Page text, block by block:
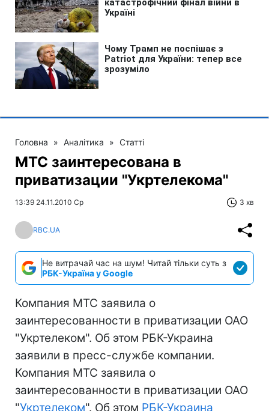
Головна » Аналітика » Статті
МТС заинтересована в
приватизации "Укртелекома"
13:39 24.11.2010 Ср 3 хв
RBC.UA
Не витрачай час на шум! Читай тільки суть з
РБК-Україна у Google
Компания МТС заявила о
заинтересованности в приватизации ОАО
"Укртелеком". Об этом РБК-Украина
заявили в пресс-службе компании.
Компания МТС заявила о
заинтересованности в приватизации ОАО
"Укртелеком". Об этом РБК-Украина